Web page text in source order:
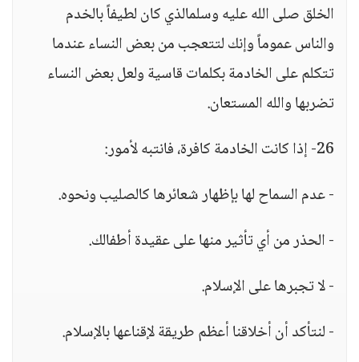
الخلق صلى الله عليه وسلمالذي كان لطيفاً بالخدم
والناس عموماً وإنك لتتعجب من بعض النساء عندما
تتكلم على الخادمة بكلمات قاسية ولعل بعض النساء
تضربها والله المستعان.
26- إذا كانت الخادمة كافرة، فانتبه لأمور:
- عدم السماح لها بإظهار شعائرها كالصليب ونحوه.
- الحذر من أي تأثير منها على عقيدة أطفالك.
- لا تجبرها على الإسلام.
- لنتأكد أن أخلاقنا أعظم طريقة لإقناعها بالإسلام.